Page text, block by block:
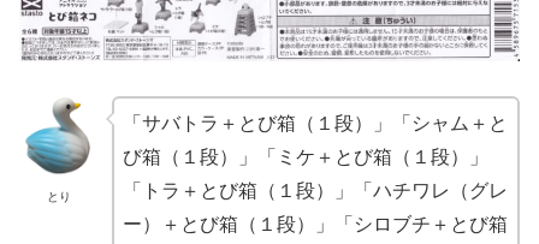
とり
「サバトラ＋とび箱（１段）」「シャム＋と
び箱（１段）」「ミケ＋とび箱（１段）」
「トラ＋とび箱（１段）」「ハチワレ（グレ
ー）＋とび箱（１段）」「シロブチ＋とび箱